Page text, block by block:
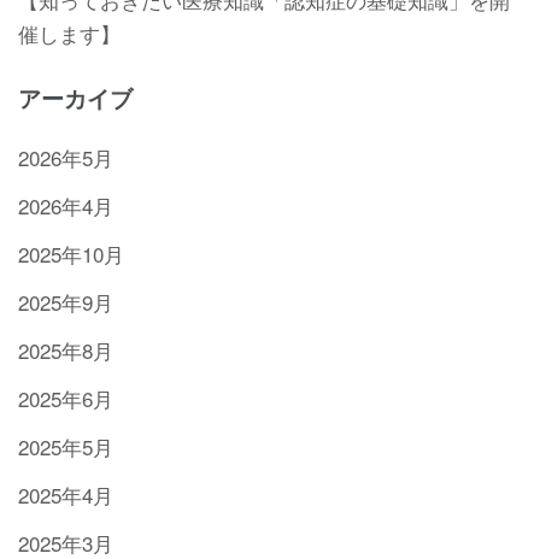
催します】
アーカイブ
2026年5月
2026年4月
2025年10月
2025年9月
2025年8月
2025年6月
2025年5月
2025年4月
2025年3月